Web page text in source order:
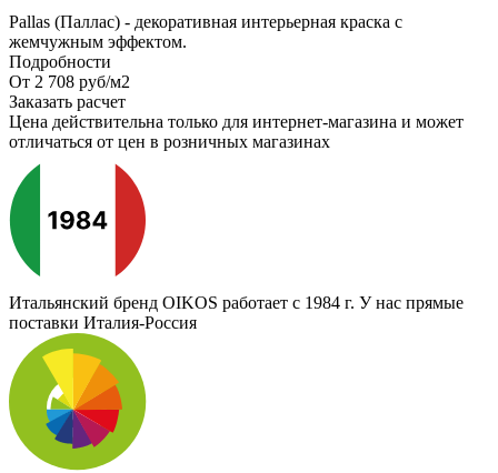
Pallas (Паллас) - декоративная интерьерная краска с
жемчужным эффектом.
Подробности
От 2 708 руб/м2
Заказать расчет
Цена действительна только для интернет-магазина и может
отличаться от цен в розничных магазинах
Итальянский бренд OIKOS работает с 1984 г. У нас прямые
поставки Италия-Россия